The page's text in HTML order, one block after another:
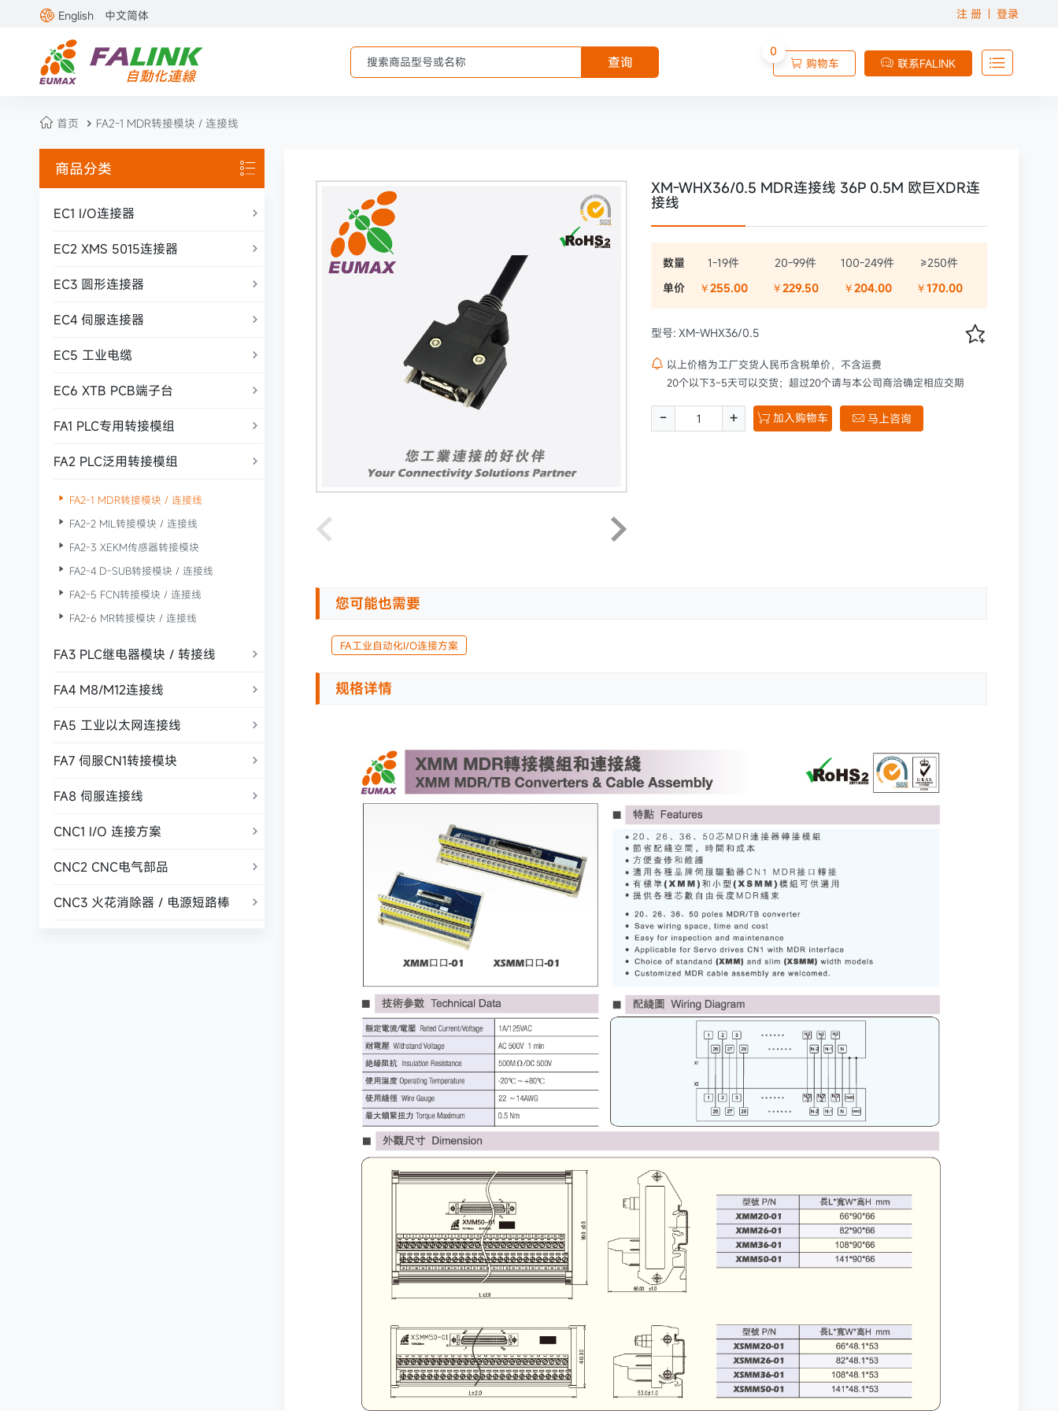
 English 中文简体 注 册 登录
查询
0
 购物车  联系FALINK 
 首页  FA2-1 MDR转接模块 / 连接线

商品分类
EC1 I/O连接器 
EC2 XMS 5015连接器 
EC3 圆形连接器 
EC4 伺服连接器 
EC5 工业电缆 
EC6 XTB PCB端子台 
FA1 PLC专用转接模组 
FA2 PLC泛用转接模组 
 FA2-1 MDR转接模块 / 连接线
 FA2-2 MIL转接模块 / 连接线
 FA2-3 XEKM传感器转接模块
 FA2-4 D-SUB转接模块 / 连接线
 FA2-5 FCN转接模块 / 连接线
 FA2-6 MR转接模块 / 连接线
FA3 PLC继电器模块 / 转接线 
FA4 M8/M12连接线 
FA5 工业以太网连接线 
FA7 伺服CN1转接模块 
FA8 伺服连接线 
CNC1 I/O 连接方案 
CNC2 CNC电气部品 
CNC3 火花消除器 / 电源短路棒 
XM-WHX36/0.5 MDR连接线 36P 0.5M 欧巨XDR连
接线
数量 1-19件 20-99件 100-249件
≥250件
单价
￥255.00 ￥229.50 ￥204.00 ￥170.00

型号: XM-WHX36/0.5
 以上价格为工厂交货人民币含税单价，不含运费
20个以下3~5天可以交货；超过20个请与本公司商洽确定相应交期
- +  加入购物车  马上咨询
您可能也需要
FA工业自动化I/O连接方案
规格详情